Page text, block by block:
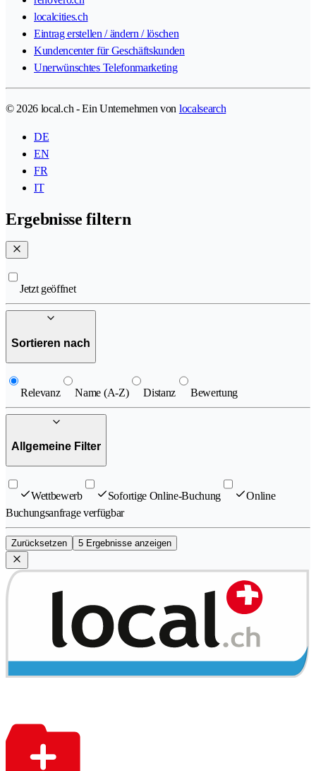
localcities.ch
Eintrag erstellen / ändern / löschen
Kundencenter für Geschäftskunden
Unerwünschtes Telefonmarketing
© 2026 local.ch - Ein Unternehmen von localsearch
DE
EN
FR
IT
Ergebnisse filtern
Jetzt geöffnet
Sortieren nach
Relevanz Name (A-Z) Distanz Bewertung
Allgemeine Filter
Wettbewerb Sofortige Online-Buchung
Online
Buchungsanfrage verfügbar
Zurücksetzen 5 Ergebnisse anzeigen